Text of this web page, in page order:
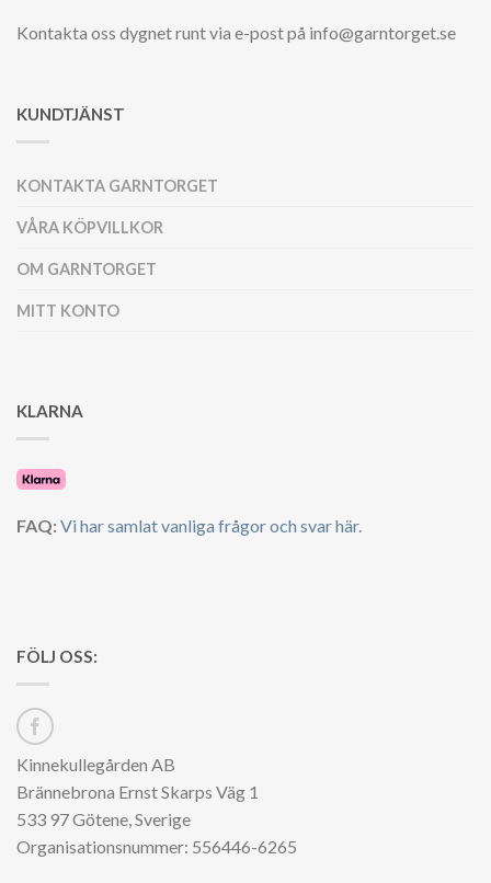
Kontakta oss dygnet runt via e-post på info@garntorget.se
KUNDTJÄNST
KONTAKTA GARNTORGET
VÅRA KÖPVILLKOR
OM GARNTORGET
MITT KONTO
KLARNA
FAQ:Vi har samlat vanliga frågor och svar här.
FÖLJ OSS:
Kinnekullegården AB
Brännebrona Ernst Skarps Väg 1
533 97 Götene, Sverige
Organisationsnummer: 556446-6265